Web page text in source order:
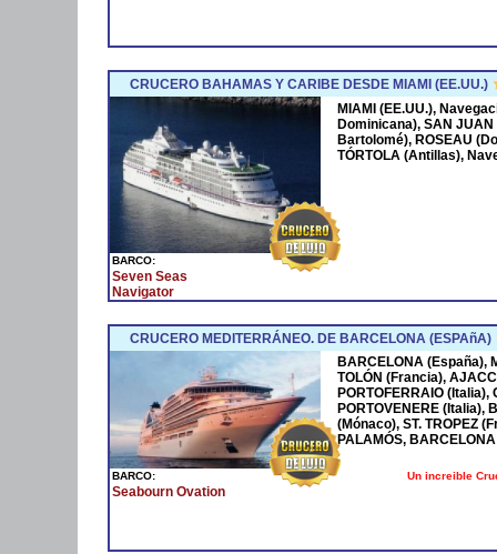
CRUCERO BAHAMAS Y CARIBE DESDE MIAMI (EE.UU.)
BARCO:
Seven Seas
Navigator
MIAMI (EE.UU.),
Dominicana), SAN JUAN
Bartolomé), ROSEAU
TÓRTOLA (Antillas),
CRUCERO MEDITERRÁNEO. DE BARCELONA (ESPAñA)
BARCO:
Seabourn Ovation
BARCELONA (España),
TOLÓN (Francia),
PORTOFERRAIO (Italia),
PORTOVENERE (Italia),
(Mónaco), ST. TROPEZ
PALAMÓS,
Un increible